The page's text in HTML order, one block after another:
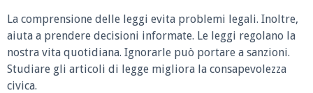
La comprensione delle leggi evita problemi legali. Inoltre,
aiuta a prendere decisioni informate. Le leggi regolano la
nostra vita quotidiana. Ignorarle può portare a sanzioni.
Studiare gli articoli di legge migliora la consapevolezza
civica.